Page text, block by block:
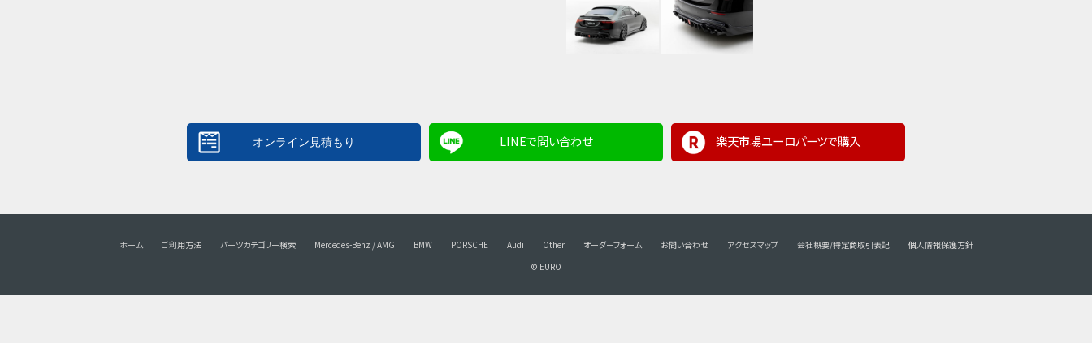
LINEで問い合わせ 楽天市場ユーロパーツで購入
ホーム ご利用方法 パーツカテゴリー検索 Mercedes-Benz / AMG BMW PORSCHE Audi Other オーダーフォーム お問い合わせ アクセスマップ 会社概要/特定商取引表記
個人情報保護方針
© EURO